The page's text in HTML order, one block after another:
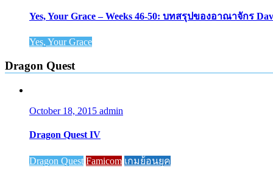
Yes, Your Grace – Weeks 46-50: บทสรุปของอาณาจักร
Yes, Your Grace
Dragon Quest
October 18, 2015 admin
Dragon Quest IV
Dragon Quest Famicom เกมย้อนยุค